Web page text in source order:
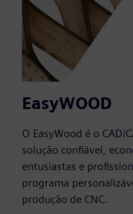
EasyWOOD
O EasyWood é o CAD/
solução confiável,
entusiastas e
programa
produção de CNC.